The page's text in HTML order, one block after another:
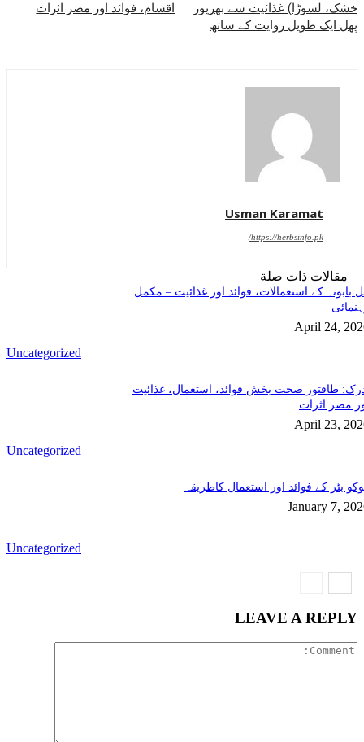
اقسام، فوائد اور مضر اثرات
خشک، لسوڑا) غذائیت سے بھرپور
پھل ایک طویل روایت کے ساتھ
Usman Karamat
https://herbsinfo.pk/
مقالات ذات صلة
Uncategorized
بابونہ کے استعمالات، فوائد اور غذائیت – مکمل
April 24,
Uncategorized
طاقتور صحت بخش فوائد، استعمال، غذائیت
مضر اثرات
April 23,
Uncategorized
بٹر کے فوائد اور استعمال کاطریقہ
January 7,
LEAVE A REPLY